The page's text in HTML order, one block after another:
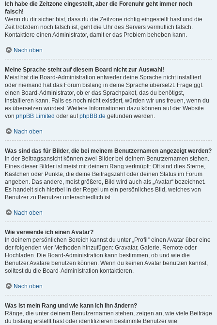
Ich habe die Zeitzone eingestellt, aber die Forenuhr geht immer noch
falsch!
Wenn du dir sicher bist, dass du die Zeitzone richtig eingestellt hast und die
Zeit trotzdem noch falsch ist, geht die Uhr des Servers vermutlich falsch.
Kontaktiere einen Administrator, damit er das Problem beheben kann.
Nach oben
Meine Sprache steht auf diesem Board nicht zur Auswahl!
Meist hat die Board-Administration entweder deine Sprache nicht installiert
oder niemand hat das Forum bislang in deine Sprache übersetzt. Frage ggf.
einen Board-Administrator, ob er das Sprachpaket, das du benötigst,
installieren kann. Falls es noch nicht existiert, würden wir uns freuen, wenn du
es übersetzen würdest. Weitere Informationen dazu können auf der Website
von phpBB Limited oder aufphpBB.de gefunden werden.
Nach oben
Was sind das für Bilder, die bei meinem Benutzernamen angezeigt werden?
In der Beitragsansicht können zwei Bilder bei deinem Benutzernamen stehen.
Eines dieser Bilder ist meist mit deinem Rang verknüpft: Oft sind dies Sterne,
Kästchen oder Punkte, die deine Beitragszahl oder deinen Status im Forum
angeben. Das andere, meist größere, Bild wird auch als „Avatar“ bezeichnet.
Es handelt sich hierbei in der Regel um ein persönliches Bild, welches von
Benutzer zu Benutzer unterschiedlich ist.
Nach oben
Wie verwende ich einen Avatar?
In deinem persönlichen Bereich kannst du unter „Profil“ einen Avatar über eine
der folgenden vier Methoden hinzufügen: Gravatar, Galerie, Remote oder
Hochladen. Die Board-Administration kann bestimmen, ob und wie die
Benutzer Avatare benutzen können. Wenn du keinen Avatar benutzen kannst,
solltest du die Board-Administration kontaktieren.
Nach oben
Was ist mein Rang und wie kann ich ihn ändern?
Ränge, die unter deinem Benutzernamen stehen, zeigen an, wie viele Beiträge
du bislang erstellt hast oder identifizieren bestimmte Benutzer wie